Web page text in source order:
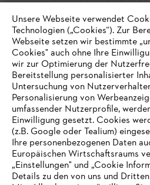
Unternehmen
Unsere Webseite verwendet
Technologien („Cookies“). Zur
Webseite setzen wir bestimmte
Cookies" auch ohne Ihre
wir zur Optimierung der
Bereitstellung personalisierter
Untersuchung von
Personalisierung von
umfassender Nutzerprofile,
Einwilligung gesetzt. Cookies
(z.B. Google oder Tealium)
Ihre personenbezogenen Daten
Europäischen Wirtschaftsraums
„Einstellungen" und „Cookie
Details zu den von uns und